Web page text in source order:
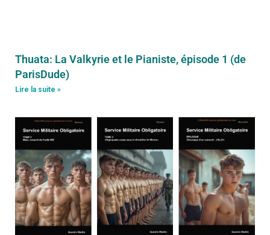
Thuata: La Valkyrie et le Pianiste, épisode 1 (de
ParisDude)
Lire la suite »